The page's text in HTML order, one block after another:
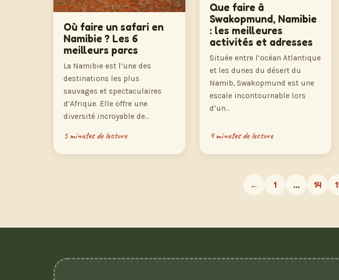
Où faire un safari en
Namibie ? Les 6
meilleurs parcs
La Namibie est l’une des
destinations les plus
sauvages et spectaculaires
d’Afrique. Elle offre une
diversité incroyable de…
5 minutes de lecture
Que faire à
Swakopmund, Namibie
: les meilleures
activités et adresses
Située entre l’océan Atlantique
et les dunes du désert du
Namib, Swakopmund est une
escale incontournable lors
d’un…
4 minutes de lecture
← 1 … 14